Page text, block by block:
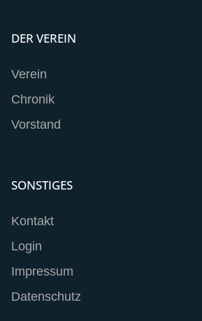
DER VEREIN
Verein
Chronik
Vorstand
SONSTIGES
Kontakt
Login
Impressum
Datenschutz